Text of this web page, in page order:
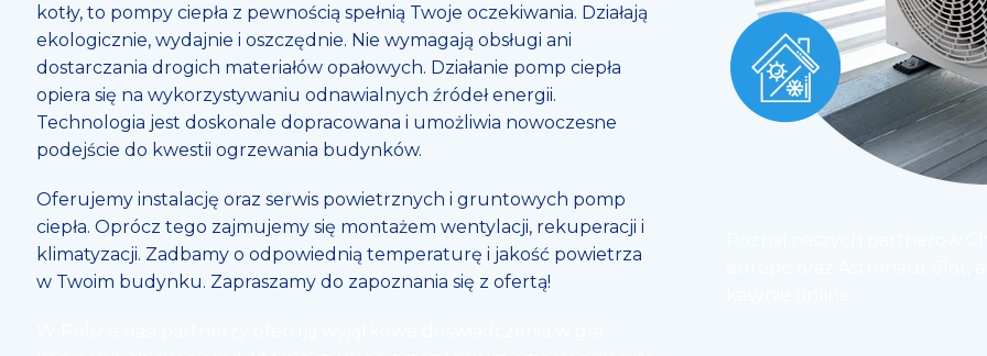
kotły, to pompy ciepła z pewnością spełnią Twoje oczekiwania. Działają
ekologicznie, wydajnie i oszczędnie. Nie wymagają obsługi ani
dostarczania drogich materiałów opałowych. Działanie pomp ciepła
opiera się na wykorzystywaniu odnawialnych źródeł energii.
Technologia jest doskonale dopracowana i umożliwia nowoczesne
podejście do kwestii ogrzewania budynków.
Oferujemy instalację oraz serwis powietrznych i gruntowych pomp
ciepła. Oprócz tego zajmujemy się montażem wentylacji, rekuperacji i
klimatyzacji. Zadbamy o odpowiednią temperaturę i jakość powietrza
w Twoim budynku. Zapraszamy do zapoznania się z ofertą!